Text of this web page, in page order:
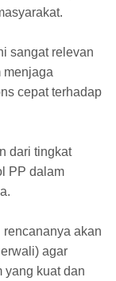
sangat relevan
menjaga
cepat terhadap
dari tingkat
PP dalam
akan
agar
yang kuat dan